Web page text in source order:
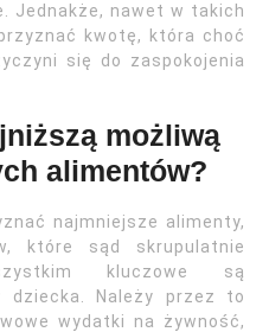
Jednakże, nawet w takich
kwotę, która choć
się do zaspokojenia
możliwą
alimentów?
najmniejsze alimenty,
które sąd skrupulatnie
kluczowe są
dziecka. Należy przez to
wydatki na żywność,